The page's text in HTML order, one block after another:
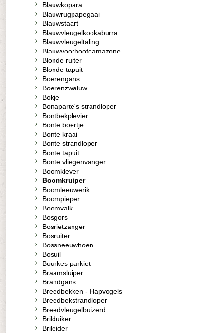
Blauwkopara
Blauwrugpapegaai
Blauwstaart
Blauwvleugelkookaburra
Blauwvleugeltaling
Blauwvoorhoofdamazone
Blonde ruiter
Blonde tapuit
Boerengans
Boerenzwaluw
Bokje
Bonaparte's strandloper
Bontbekplevier
Bonte boertje
Bonte kraai
Bonte strandloper
Bonte tapuit
Bonte vliegenvanger
Boomklever
Boomkruiper
Boomleeuwerik
Boompieper
Boomvalk
Bosgors
Bosrietzanger
Bosruiter
Bossneeuwhoen
Bosuil
Bourkes parkiet
Braamsluiper
Brandgans
Breedbekken - Hapvogels
Breedbekstrandloper
Breedvleugelbuizerd
Brilduiker
Brileider